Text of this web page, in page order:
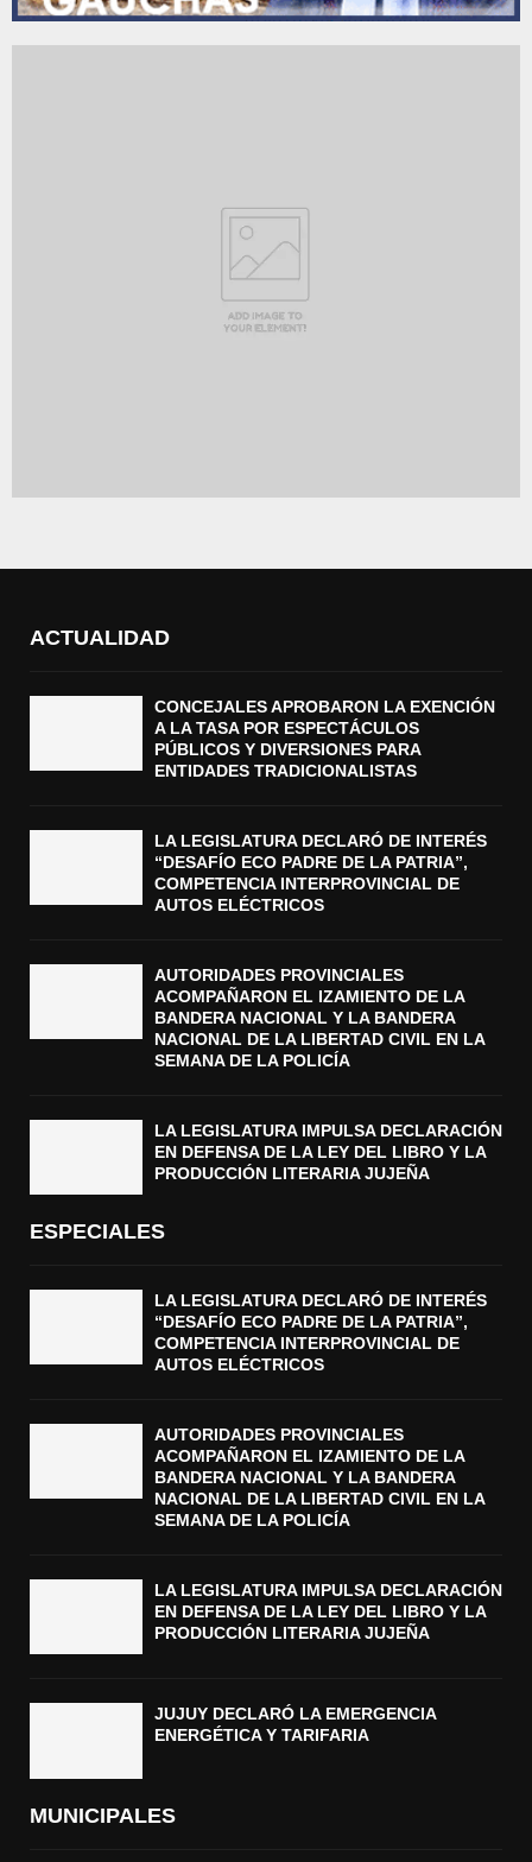
ACTUALIDAD
CONCEJALES APROBARON LA EXENCIÓN
A LA TASA POR ESPECTÁCULOS
PÚBLICOS Y DIVERSIONES PARA
ENTIDADES TRADICIONALISTAS
LA LEGISLATURA DECLARÓ DE INTERÉS
“DESAFÍO ECO PADRE DE LA PATRIA”,
COMPETENCIA INTERPROVINCIAL DE
AUTOS ELÉCTRICOS
AUTORIDADES PROVINCIALES
ACOMPAÑARON EL IZAMIENTO DE LA
BANDERA NACIONAL Y LA BANDERA
NACIONAL DE LA LIBERTAD CIVIL EN LA
SEMANA DE LA POLICÍA
LA LEGISLATURA IMPULSA DECLARACIÓN
EN DEFENSA DE LA LEY DEL LIBRO Y LA
PRODUCCIÓN LITERARIA JUJEÑA
ESPECIALES
LA LEGISLATURA DECLARÓ DE INTERÉS
“DESAFÍO ECO PADRE DE LA PATRIA”,
COMPETENCIA INTERPROVINCIAL DE
AUTOS ELÉCTRICOS
AUTORIDADES PROVINCIALES
ACOMPAÑARON EL IZAMIENTO DE LA
BANDERA NACIONAL Y LA BANDERA
NACIONAL DE LA LIBERTAD CIVIL EN LA
SEMANA DE LA POLICÍA
LA LEGISLATURA IMPULSA DECLARACIÓN
EN DEFENSA DE LA LEY DEL LIBRO Y LA
PRODUCCIÓN LITERARIA JUJEÑA
JUJUY DECLARÓ LA EMERGENCIA
ENERGÉTICA Y TARIFARIA
MUNICIPALES